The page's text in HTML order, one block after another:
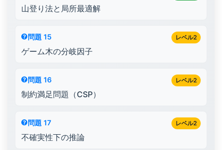
山登り法と局所最適解
レベル2
問題 15
ゲーム木の分岐因子
レベル2
問題 16
制約満足問題（CSP）
レベル2
問題 17
不確実性下の推論